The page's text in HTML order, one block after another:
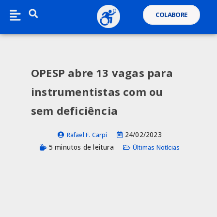
COLABORE
OPESP abre 13 vagas para
instrumentistas com ou
sem deficiência
Rafael F. Carpi
24/02/2023
5 minutos de leitura
Últimas Notícias